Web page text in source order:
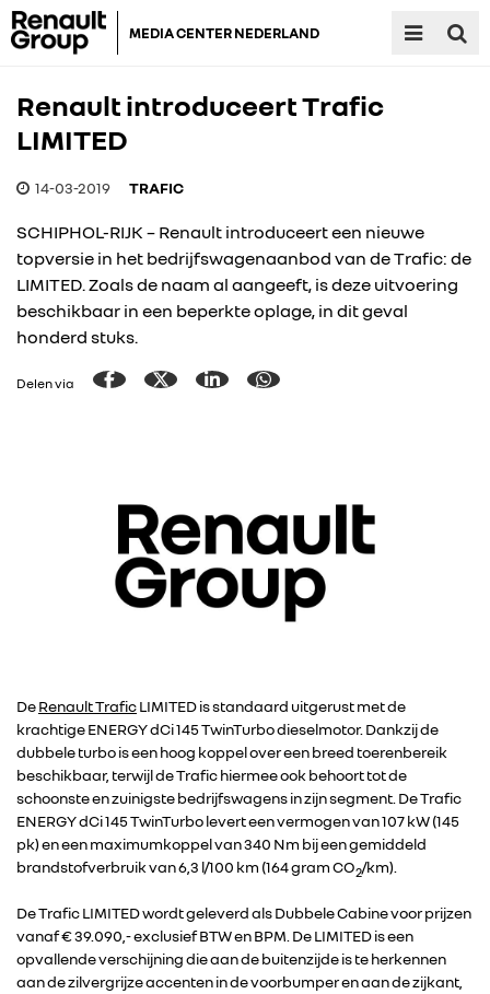
MEDIA CENTER NEDERLAND
Renault introduceert Trafic
LIMITED
14-03-2019 TRAFIC
SCHIPHOL-RIJK – Renault introduceert een nieuwe
topversie in het bedrijfswagenaanbod van de Trafic: de
LIMITED. Zoals de naam al aangeeft, is deze uitvoering
beschikbaar in een beperkte oplage, in dit geval
honderd stuks.
Delen via
DeRenault TraficLIMITED is standaard uitgerust met de
krachtige ENERGY dCi 145 TwinTurbo dieselmotor. Dankzij de
dubbele turbo is een hoog koppel over een breed toerenbereik
beschikbaar, terwijl de Trafic hiermee ook behoort tot de
schoonste en zuinigste bedrijfswagens in zijn segment. De Trafic
ENERGY dCi 145 TwinTurbo levert een vermogen van 107 kW (145
pk) en een maximumkoppel van 340 Nm bij een gemiddeld
brandstofverbruik van 6,3 l/100 km (164 gram CO2/km).
De Trafic LIMITED wordt geleverd als Dubbele Cabine voor prijzen
vanaf € 39.090,- exclusief BTW en BPM. De LIMITED is een
opvallende verschijning die aan de buitenzijde is te herkennen
aan de zilvergrijze accenten in de voorbumper en aan de zijkant,